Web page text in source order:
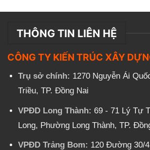
THÔNG TIN LIÊN HỆ
CÔNG TY KIẾN TRÚC XÂY
Trụ sở chính: 1270 Nguyễn Ái
Triều, TP. Đồng Nai
VPĐD Long Thành: 69 - 71 Lý Tự
Long, Phường Long Thành, TP.
VPĐD Trảng Bom: 120 Đường 30/